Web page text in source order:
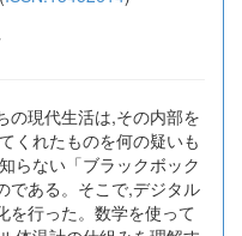
の現代生活は,その内部を
くれたものを何の疑いも
らない「ブラックボック
である。そこで,デジタル
を行った。数学を使って